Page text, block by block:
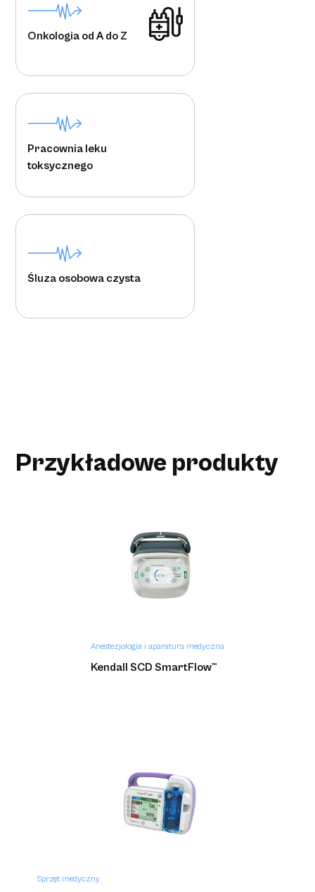
Onkologia od A do Z
Pracownia leku
toksycznego
Śluza osobowa czysta
Przykładowe produkty
Anestezjologia i aparatura medyczna
Kendall SCD SmartFlow™
Sprzęt medyczny